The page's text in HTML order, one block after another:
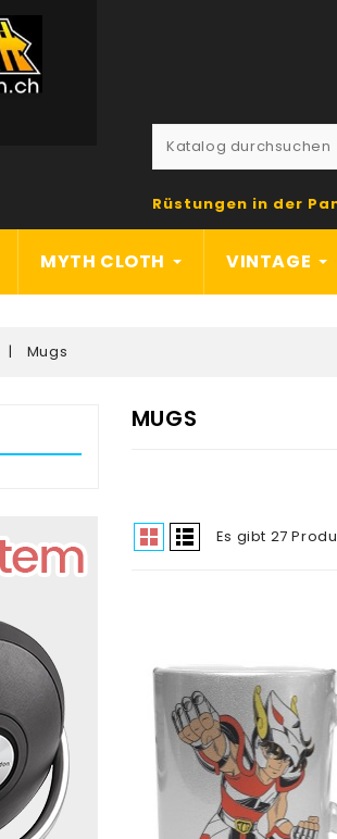
Rüstungen in der
MYTH CLOTH VINTAGE
Mugs
MUGS
Es gibt 27